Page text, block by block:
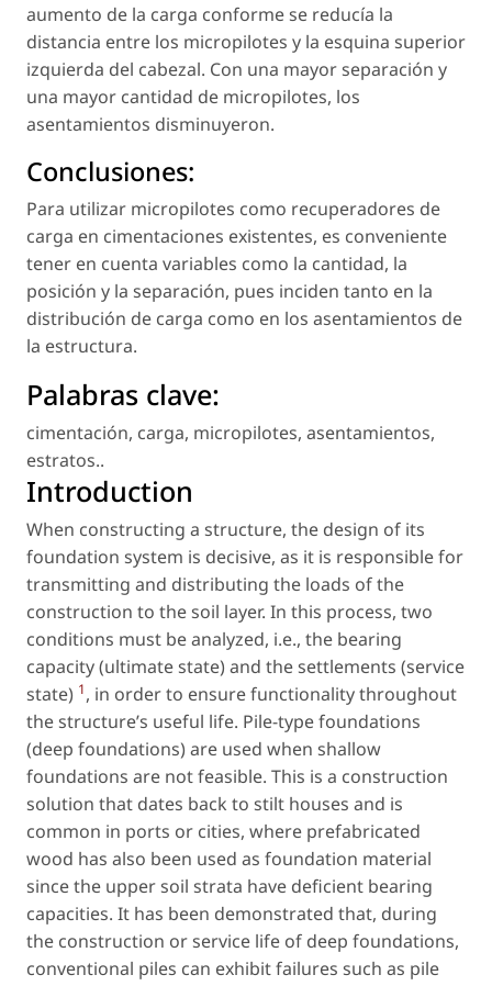
aumento de la carga conforme se reducía la
distancia entre los micropilotes y la esquina superior
izquierda del cabezal. Con una mayor separación y
una mayor cantidad de micropilotes, los
asentamientos disminuyeron.
Conclusiones:
Para utilizar micropilotes como recuperadores de
carga en cimentaciones existentes, es conveniente
tener en cuenta variables como la cantidad, la
posición y la separación, pues inciden tanto en la
distribución de carga como en los asentamientos de
la estructura.
Palabras clave:
cimentación, carga, micropilotes, asentamientos,
estratos..
Introduction
When constructing a structure, the design of its
foundation system is decisive, as it is responsible for
transmitting and distributing the loads of the
construction to the soil layer. In this process, two
conditions must be analyzed, i.e., the bearing
capacity (ultimate state) and the settlements (service
state) 1, in order to ensure functionality throughout
the structure’s useful life. Pile-type foundations
(deep foundations) are used when shallow
foundations are not feasible. This is a construction
solution that dates back to stilt houses and is
common in ports or cities, where prefabricated
wood has also been used as foundation material
since the upper soil strata have deficient bearing
capacities. It has been demonstrated that, during
the construction or service life of deep foundations,
conventional piles can exhibit failures such as pile